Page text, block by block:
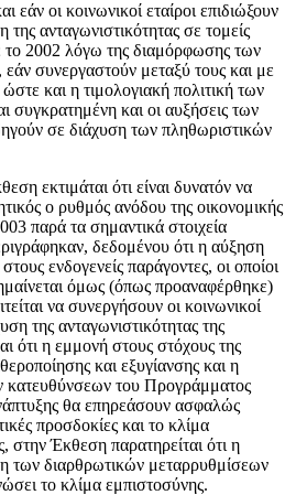
εάν οι κοινωνικοί εταίροι επιδιώξουν
ανταγωνιστικότητας σε τομείς
το 2002 λόγω της διαμόρφωσης των
εάν συνεργαστούν μεταξύ τους και με
και η τιμολογιακή πολιτική των
συγκρατημένη και οι αυξήσεις των
σε διάχυση των πληθωριστικών
εκτιμάται ότι είναι δυνατόν να
ο ρυθμός ανόδου της οικονομικής
παρά τα σημαντικά στοιχεία
δεδομένου ότι η αύξηση
ενδογενείς παράγοντες, οι οποίοι
όμως (όπως προαναφέρθηκε)
να συνεργήσουν οι κοινωνικοί
της ανταγωνιστικότητας της
ότι η εμμονή στους στόχους της
και εξυγίανσης και η
κατευθύνσεων του Προγράμματος
θα επηρεάσουν ασφαλώς
προσδοκίες και το κλίμα
στην Έκθεση παρατηρείται ότι η
των διαρθρωτικών μεταρρυθμίσεων
το κλίμα εμπιστοσύνης.